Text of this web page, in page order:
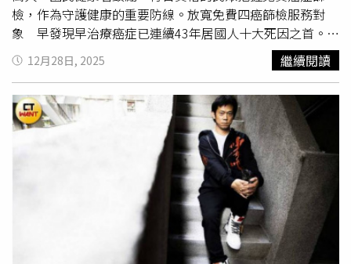
檢測找出潛在的感染與發炎，才能降低罹癌機率，「讓我們
一起努力，讓『病人看不完』這句話，成為歷史」。
檢，作為守護健康的重要防線。放寬免費四癌篩檢服務對
象 早發現早治療癌症已連續43年居國人十大死因之首。國
民健康署自114年起擴大推動免費子宮頸癌、乳癌、大腸
癌、肺癌四項癌篩檢服務，放寬補助對象範圍並新增人類乳
突病毒（HPV）檢測服務，以早期發現癌症、早期治療。成
功揪出7.1萬異常個案 把握追蹤黃金時機在癌症篩檢量逐
步提升之際，為成功揪出潛在的癌前病變與癌症個案，落實
異常個案的後續追蹤顯得格外重要。經統計，114年共偵測
出約5.9萬名癌前病變及1.2萬名癌症個案，成功協助約7.1萬
名民眾及早發現異常；相較去年同期偵測約5.8萬名癌前病
變及癌症個案，增加約1.3萬名，約成長23.3%，顯見擴大
篩檢已在早期偵測上帶來明顯成果。如民眾收到篩檢結果異
常通知，請務必儘早至醫療院所完成後續檢查，才能及早掌
握健康狀況。善用癌症篩檢服務資源 守護自己的健康國民
12月28日, 2025 繼續閱讀